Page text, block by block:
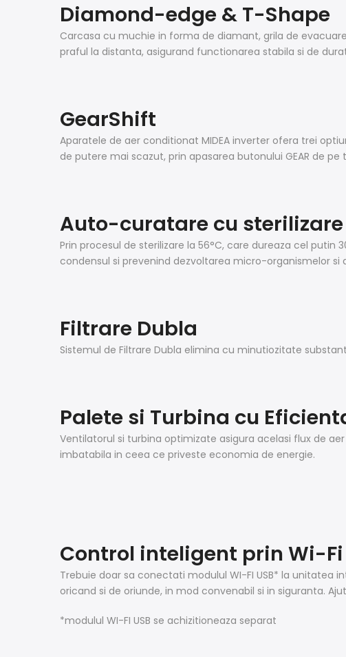
Diamond-edge & T-Shape
Carcasa cu muchie in forma de diamant, grila de
praful la distanta, asigurand functionarea stabila si de
GearShift
Aparatele de aer conditionat MIDEA inverter ofera trei
de putere mai scazut, prin apasarea butonului GEAR de
Auto-curatare cu sterilizare
Prin procesul de sterilizare la 56°C, care dureaza cel
condensul si prevenind dezvoltarea micro-organismelor si
Filtrare Dubla
Sistemul de Filtrare Dubla elimina cu minutiozitate
Palete si Turbina cu
Ventilatorul si turbina optimizate asigura acelasi flux de
imbatabila in ceea ce priveste economia de energie.
Control inteligent prin Wi-Fi
Trebuie doar sa conectati modulul WI-FI USB* la unitatea
oricand si de oriunde, in mod convenabil si in siguranta.
*modulul WI-FI USB se achizitioneaza separat